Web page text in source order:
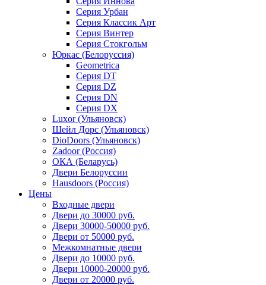
Серия Урбан
Серия Классик Арт
Серия Винтер
Серия Стокгольм
Юркас (Белоруссия)
Geometrica
Серия DT
Серия DZ
Серия DN
Серия DX
Luxor (Ульяновск)
Шейл Дорс (Ульяновск)
DioDoors (Ульяновск)
Zadoor (Россия)
ОКА (Беларусь)
Двери Белоруссии
Hausdoors (Россия)
Цены
Входные двери
Двери до 30000 руб.
Двери 30000-50000 руб.
Двери от 50000 руб.
Межкомнатные двери
Двери до 10000 руб.
Двери 10000-20000 руб.
Двери от 20000 руб.